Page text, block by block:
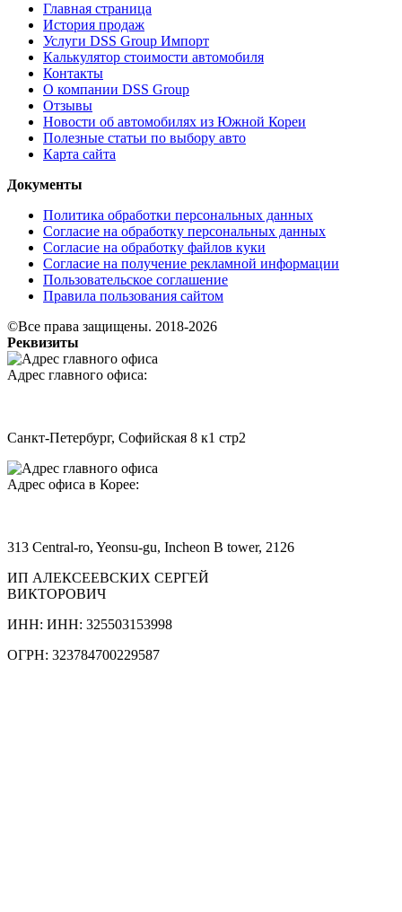
Главная страница
История продаж
Услуги DSS Group Импорт
Калькулятор стоимости автомобиля
Контакты
О компании DSS Group
Отзывы
Новости об автомобилях из Южной Кореи
Полезные статьи по выбору авто
Карта сайта
Документы
Политика обработки персональных данных
Согласие на обработку персональных данных
Согласие на обработку файлов куки
Согласие на получение рекламной информации
Пользовательское соглашение
Правила пользования сайтом
©Все права защищены. 2018-2026
Реквизиты
Адрес главного офиса:
Санкт-Петербург, Софийская 8 к1 стр2
Адрес офиса в Корее:
313 Central-ro, Yeonsu-gu, Incheon B tower, 2126
ИП АЛЕКСЕЕВСКИХ СЕРГЕЙ
ВИКТОРОВИЧ
ИНН: ИНН: 325503153998
ОГРН: 323784700229587